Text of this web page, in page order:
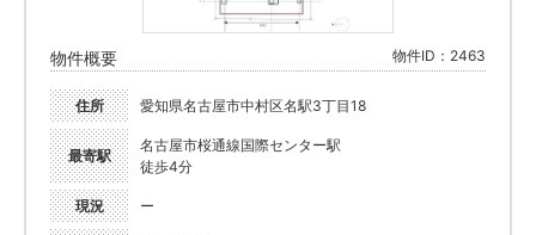
物件概要 物件ID：2463
住所 愛知県名古屋市中村区名駅3丁目18
最寄駅
名古屋市桜通線国際センター駅
徒歩4分
現況 ー